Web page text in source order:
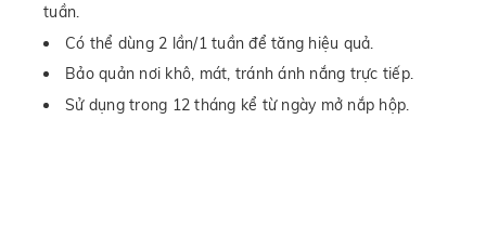
tuần.
Có thể dùng 2 lần/1 tuần để tăng hiệu quả.
Bảo quản nơi khô, mát, tránh ánh nắng trực tiếp.
Sử dụng trong 12 tháng kể từ ngày mở nắp hộp.